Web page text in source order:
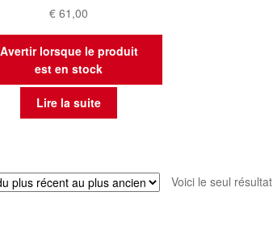
€ 61,00
Avertir lorsque le produit
est en stock
Lire la suite
Voici le seul résultat